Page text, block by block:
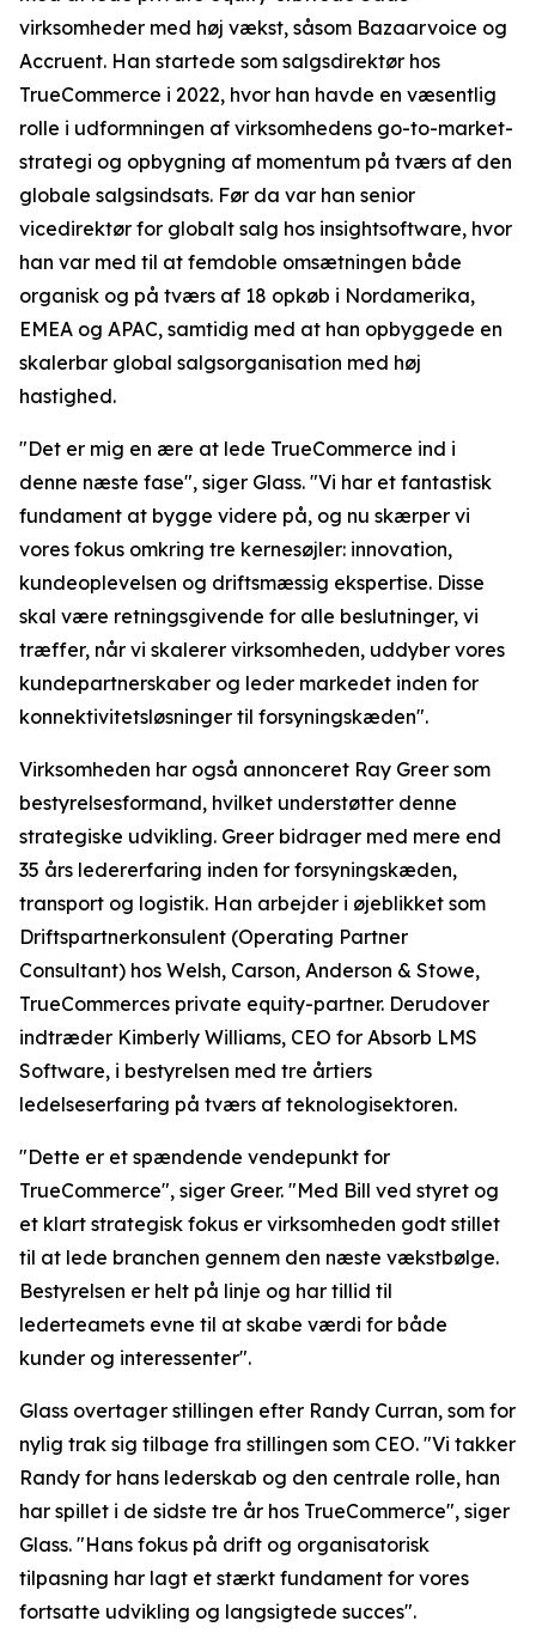
virksomheder med høj vækst, såsom Bazaarvoice og
Accruent. Han startede som salgsdirektør hos
TrueCommerce i 2022, hvor han havde en væsentlig
rolle i udformningen af virksomhedens go-to-market-
strategi og opbygning af momentum på tværs af den
globale salgsindsats. Før da var han senior
vicedirektør for globalt salg hos insightsoftware, hvor
han var med til at femdoble omsætningen både
organisk og på tværs af 18 opkøb i Nordamerika,
EMEA og APAC, samtidig med at han opbyggede en
skalerbar global salgsorganisation med høj
hastighed.
"Det er mig en ære at lede TrueCommerce ind i
denne næste fase", siger Glass. "Vi har et fantastisk
fundament at bygge videre på, og nu skærper vi
vores fokus omkring tre kernesøjler: innovation,
kundeoplevelsen og driftsmæssig ekspertise. Disse
skal være retningsgivende for alle beslutninger, vi
træffer, når vi skalerer virksomheden, uddyber vores
kundepartnerskaber og leder markedet inden for
konnektivitetsløsninger til forsyningskæden".
Virksomheden har også annonceret Ray Greer som
bestyrelsesformand, hvilket understøtter denne
strategiske udvikling. Greer bidrager med mere end
35 års ledererfaring inden for forsyningskæden,
transport og logistik. Han arbejder i øjeblikket som
Driftspartnerkonsulent (Operating Partner
Consultant) hos Welsh, Carson, Anderson & Stowe,
TrueCommerces private equity-partner. Derudover
indtræder Kimberly Williams, CEO for Absorb LMS
Software, i bestyrelsen med tre årtiers
ledelseserfaring på tværs af teknologisektoren.
"Dette er et spændende vendepunkt for
TrueCommerce", siger Greer. "Med Bill ved styret og
et klart strategisk fokus er virksomheden godt stillet
til at lede branchen gennem den næste vækstbølge.
Bestyrelsen er helt på linje og har tillid til
lederteamets evne til at skabe værdi for både
kunder og interessenter".
Glass overtager stillingen efter Randy Curran, som for
nylig trak sig tilbage fra stillingen som CEO. "Vi takker
Randy for hans lederskab og den centrale rolle, han
har spillet i de sidste tre år hos TrueCommerce", siger
Glass. "Hans fokus på drift og organisatorisk
tilpasning har lagt et stærkt fundament for vores
fortsatte udvikling og langsigtede succes".